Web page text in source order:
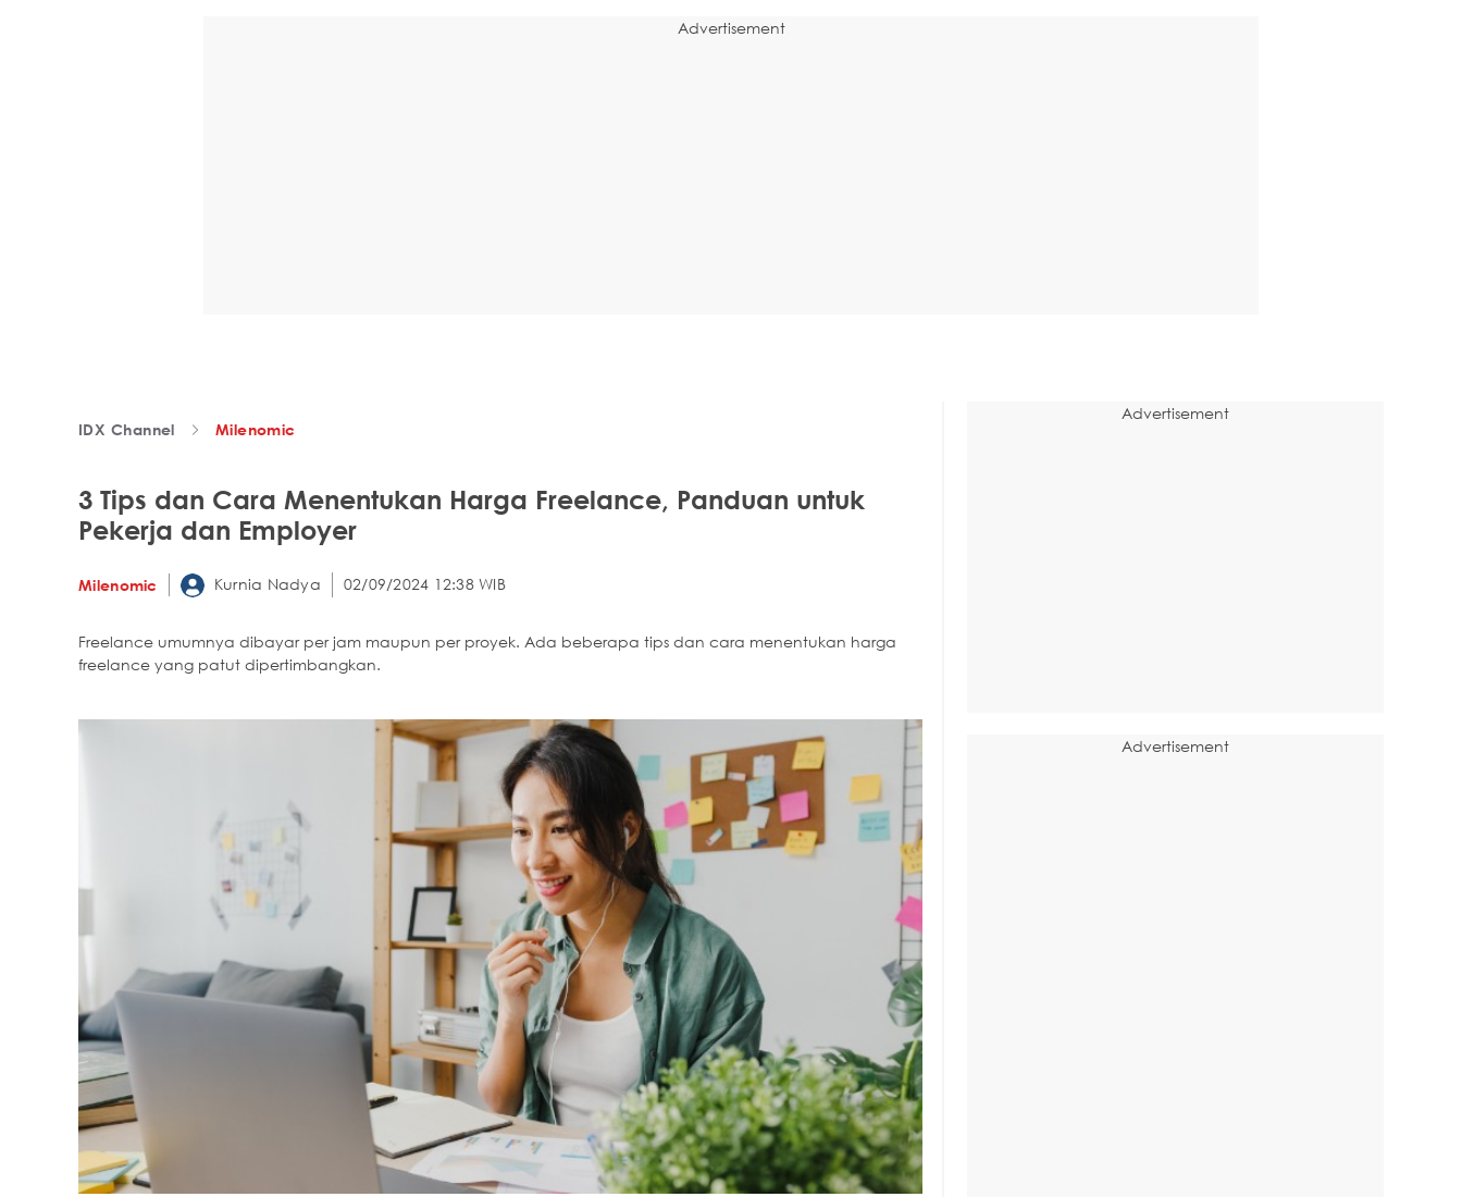
Advertisement
IDX Channel Milenomic
3 Tips dan Cara Menentukan Harga Freelance, Panduan untuk
Pekerja dan Employer
Milenomic Kurnia Nadya 02/09/2024 12:38 WIB
Freelance umumnya dibayar per jam maupun per proyek. Ada beberapa tips dan cara menentukan harga
freelance yang patut dipertimbangkan.
Advertisement
Advertisement